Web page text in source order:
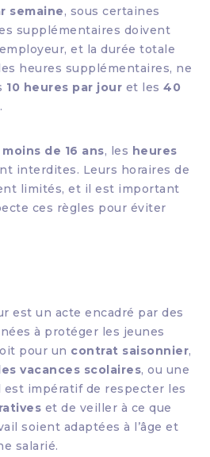
semaine, sous certaines
supplémentaires doivent
et la durée totale
heures supplémentaires, ne
10 heures par jour et les40
.
de 16 ans, les heures
interdites. Leurs horaires de
limités, et il est important
ces règles pour éviter
est un acte encadré par des
à protéger les jeunes
pour un contrat saisonnier,
vacances scolaires, ou une
impératif de respecter les
et de veiller à ce que
soient adaptées à l’âge et
salarié.